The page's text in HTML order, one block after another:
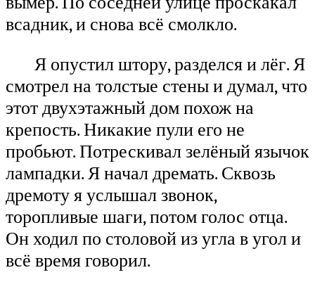
всадник, и снова всё смолкло.
Я опустил штору, разделся и лёг. Я
смотрел на толстые стены и думал, что
этот двухэтажный дом похож на
крепость. Никакие пули его не
пробьют. Потрескивал зелёный язычок
лампадки. Я начал дремать. Сквозь
дремоту я услышал звонок,
торопливые шаги, потом голос отца.
Он ходил по столовой из угла в угол и
всё время говорил.